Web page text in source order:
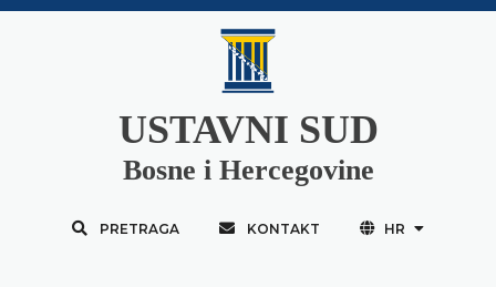
USTAVNI SUD
Bosne i Hercegovine
PRETRAGA KONTAKT HR